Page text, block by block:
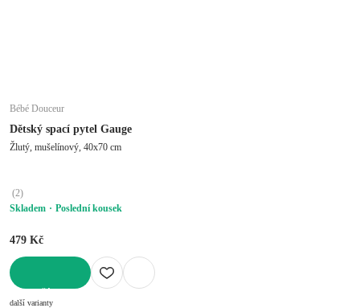
Bébé Douceur
Dětský spací pytel Gauge
Žlutý, mušelínový, 40x70 cm
(2)
Skladem
Poslední kousek
479 Kč
další varianty